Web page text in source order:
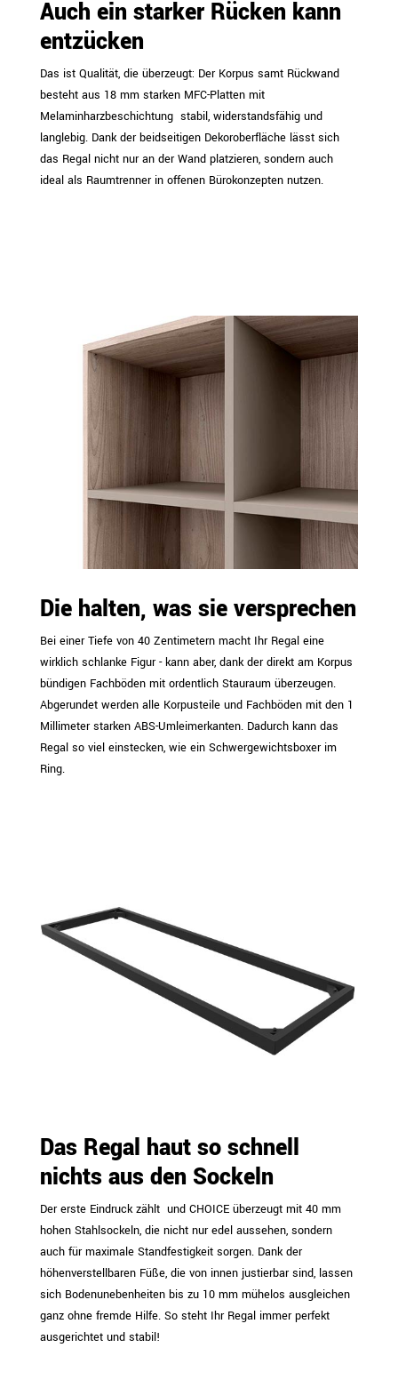
Auch ein starker Rücken kann
entzücken
Das ist Qualität, die überzeugt: Der Korpus samt Rückwand
besteht aus 18 mm starken MFC-Platten mit
Melaminharzbeschichtung  stabil, widerstandsfähig und
langlebig. Dank der beidseitigen Dekoroberfläche lässt sich
das Regal nicht nur an der Wand platzieren, sondern auch
ideal als Raumtrenner in offenen Bürokonzepten nutzen.
Die halten, was sie versprechen
Bei einer Tiefe von 40 Zentimetern macht Ihr Regal eine
wirklich schlanke Figur - kann aber, dank der direkt am Korpus
bündigen Fachböden mit ordentlich Stauraum überzeugen.
Abgerundet werden alle Korpusteile und Fachböden mit den 1
Millimeter starken ABS-Umleimerkanten. Dadurch kann das
Regal so viel einstecken, wie ein Schwergewichtsboxer im
Ring.
Das Regal haut so schnell
nichts aus den Sockeln
Der erste Eindruck zählt  und CHOICE überzeugt mit 40 mm
hohen Stahlsockeln, die nicht nur edel aussehen, sondern
auch für maximale Standfestigkeit sorgen. Dank der
höhenverstellbaren Füße, die von innen justierbar sind, lassen
sich Bodenunebenheiten bis zu 10 mm mühelos ausgleichen 
ganz ohne fremde Hilfe. So steht Ihr Regal immer perfekt
ausgerichtet und stabil!